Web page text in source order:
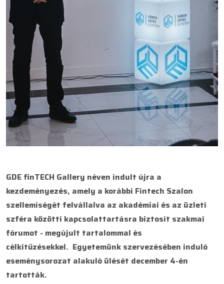
GDE finTECH Gallery néven indult újra a
kezdeményezés, amely a korábbi Fintech Szalon
szellemiségét felvállalva az akadémiai és az üzleti
szféra közötti kapcsolattartásra biztosít szakmai
fórumot - megújult tartalommal és
célkitűzésekkel. Egyetemünk szervezésében induló
eseménysorozat alakuló ülését december 4-én
tartották.